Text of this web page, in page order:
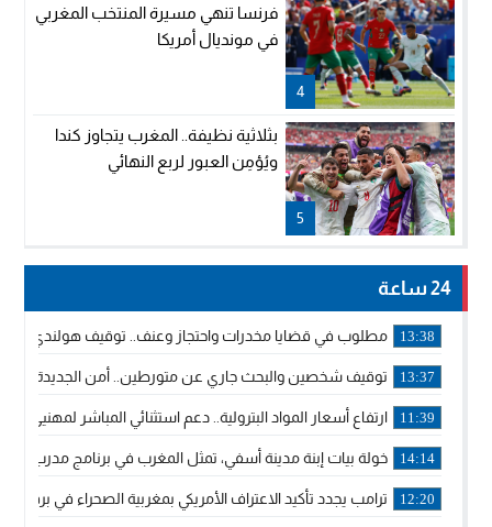
4
فرنسا تنهي مسيرة المنتخب المغربي
في مونديال أمريكا
5
بثلاثية نظيفة.. المغرب يتجاوز كندا
ويُؤمِن العبور لربع النهائي
24 ساعة
13:38 مطلوب في قضايا مخدرات واحتجاز وعنف.. توقيف هولندي
13:37 توقيف شخصين والبحث جاري عن متورطين.. أمن الجديدة يفك
11:39 ارتفاع أسعار المواد البترولية.. دعم استثنائي المباشر لمهنيي
14:14 خولة بيات إبنة مدينة أسفي، تمثل المغرب في برنامج مدرب
12:20 ترامب يجدد تأكيد الاعتراف الأمريكي بمغربية الصحراء في برقية